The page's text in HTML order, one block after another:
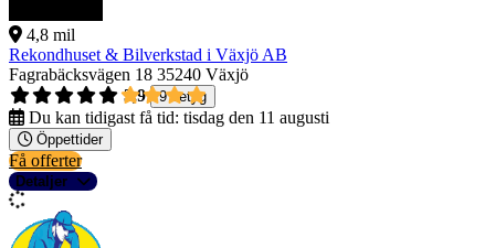
4,8 mil
Rekondhuset & Bilverkstad i Växjö AB
Fagrabäcksvägen 18 35240 Växjö
3,9
9 betyg
Du kan tidigast få tid: tisdag den 11 augusti
Öppettider
Få offerter
Detaljer